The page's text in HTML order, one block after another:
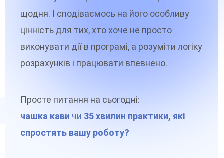
щодня. І сподіваємось на його особливу
цінність для тих, хто хоче не просто
виконувати дії в програмі, а розуміти логіку
розрахунків і працювати впевнено.
Просте питання на сьогодні:
чашка кави чи 35 хвилин практики, які
спростять вашу роботу?